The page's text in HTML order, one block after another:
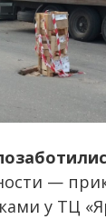
—
у ТЦ